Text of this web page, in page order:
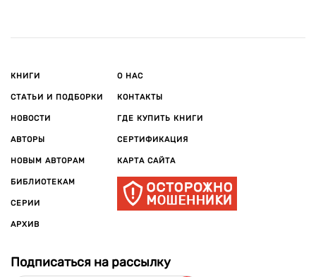
КНИГИ
СТАТЬИ И ПОДБОРКИ
НОВОСТИ
АВТОРЫ
НОВЫМ АВТОРАМ
БИБЛИОТЕКАМ
СЕРИИ
АРХИВ
О НАС
КОНТАКТЫ
ГДЕ КУПИТЬ КНИГИ
СЕРТИФИКАЦИЯ
КАРТА САЙТА
Подписаться на рассылку